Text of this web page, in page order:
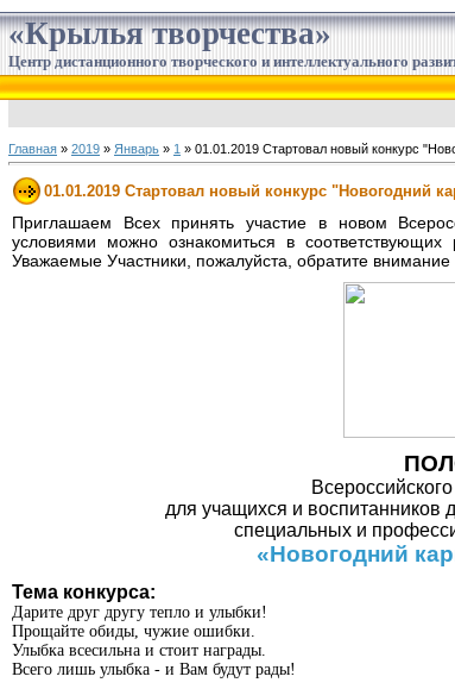
«Крылья творчества»
Центр дистанционного творческого и интеллектуального
Главная » 2019 » Январь » 1 » 01.01.2019 Стартовал новый конкурс
01.01.2019 Стартовал новый конкурс "Новогодний
Приглашаем Всех принять участие в новом
условиями можно ознакомиться в соответствующих
Уважаемые Участники, пожалуйста, обратите внимание
для учащихся и воспитанников
специальных и
«Новогодний
Тема конкурса:
Дарите друг другу тепло и улыбки!
Прощайте обиды, чужие ошибки.
Улыбка всесильна и стоит награды.
Всего лишь улыбка - и Вам будут рады!